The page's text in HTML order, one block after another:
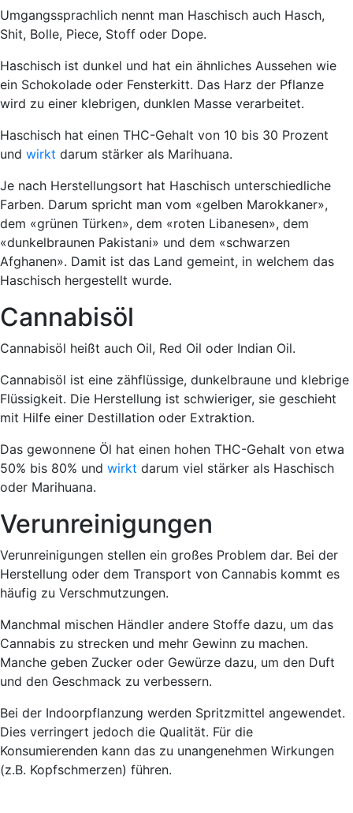
Umgangssprachlich nennt man Haschisch auch Hasch,
Shit, Bolle, Piece, Stoff oder Dope.
Haschisch ist dunkel und hat ein ähnliches Aussehen wie
ein Schokolade oder Fensterkitt. Das Harz der Pflanze
wird zu einer klebrigen, dunklen Masse verarbeitet.
Haschisch hat einen THC-Gehalt von 10 bis 30 Prozent
und wirkt darum stärker als Marihuana.
Je nach Herstellungsort hat Haschisch unterschiedliche
Farben. Darum spricht man vom «gelben Marokkaner»,
dem «grünen Türken», dem «roten Libanesen», dem
«dunkelbraunen Pakistani» und dem «schwarzen
Afghanen». Damit ist das Land gemeint, in welchem das
Haschisch hergestellt wurde.
Cannabisöl
Cannabisöl heißt auch Oil, Red Oil oder Indian Oil.
Cannabisöl ist eine zähflüssige, dunkelbraune und klebrige
Flüssigkeit. Die Herstellung ist schwieriger, sie geschieht
mit Hilfe einer Destillation oder Extraktion.
Das gewonnene Öl hat einen hohen THC-Gehalt von etwa
50% bis 80% und wirkt darum viel stärker als Haschisch
oder Marihuana.
Verunreinigungen
Verunreinigungen stellen ein großes Problem dar. Bei der
Herstellung oder dem Transport von Cannabis kommt es
häufig zu Verschmutzungen.
Manchmal mischen Händler andere Stoffe dazu, um das
Cannabis zu strecken und mehr Gewinn zu machen.
Manche geben Zucker oder Gewürze dazu, um den Duft
und den Geschmack zu verbessern.
Bei der Indoorpflanzung werden Spritzmittel angewendet.
Dies verringert jedoch die Qualität. Für die
Konsumierenden kann das zu unangenehmen Wirkungen
(z.B. Kopfschmerzen) führen.